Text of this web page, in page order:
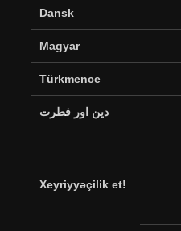
Dansk
Magyar
Türkmence
دین اور فطرت
Xeyriyyəçilik et!